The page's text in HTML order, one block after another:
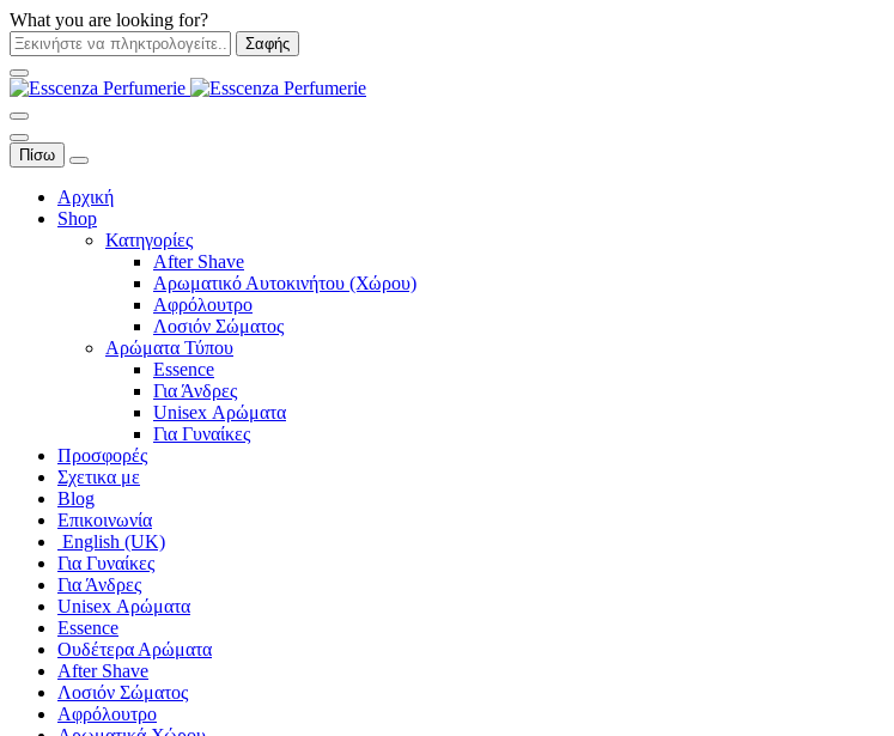
What you are looking for?
Σαφής
Πίσω
Αρχική
Shop
Κατηγορίες
After Shave
Αρωματικό Αυτοκινήτου (Χώρου)
Αφρόλουτρο
Λοσιόν Σώματος
Αρώματα Τύπου
Essence
Για Άνδρες
Unisex Αρώματα
Για Γυναίκες
Προσφορές
Σχετικα με
Blog
Επικοινωνία
English (UK)
Για Γυναίκες
Για Άνδρες
Unisex Αρώματα
Essence
Ουδέτερα Αρώματα
After Shave
Λοσιόν Σώματος
Αφρόλουτρο